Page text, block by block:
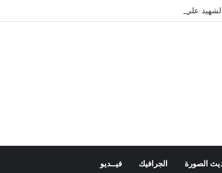
علي قاسم شريبة ويؤكد الوفاء لتضحيات الشهداء
الصورة الجرافيك فيــديو